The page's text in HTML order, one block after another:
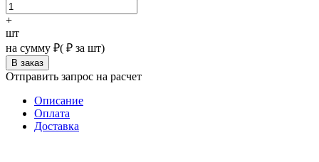
+
шт
на сумму ₽( ₽ за шт)
Отправить запрос на расчет
Описание
Оплата
Доставка